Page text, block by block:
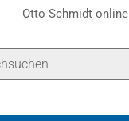
Otto Schmidt online